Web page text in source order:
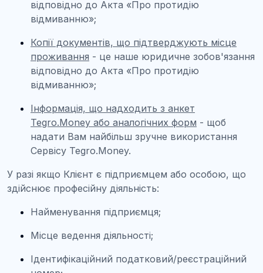
відповідно до Акта «Про протидію
відмиванню»;
Копії документів, що підтверджують місце
проживання - це наше юридичне зобов'язання
відповідно до Акта «Про протидію
відмиванню»;
Інформація, що надходить з анкет
Tegro.Money або аналогічних форм - щоб
надати Вам найбільш зручне використання
Сервісу Tegro.Money.
У разі якщо Клієнт є підприємцем або особою, що
здійснює професійну діяльність:
Найменування підприємця;
Місце ведення діяльності;
Ідентифікаційний податковий/реєстраційний